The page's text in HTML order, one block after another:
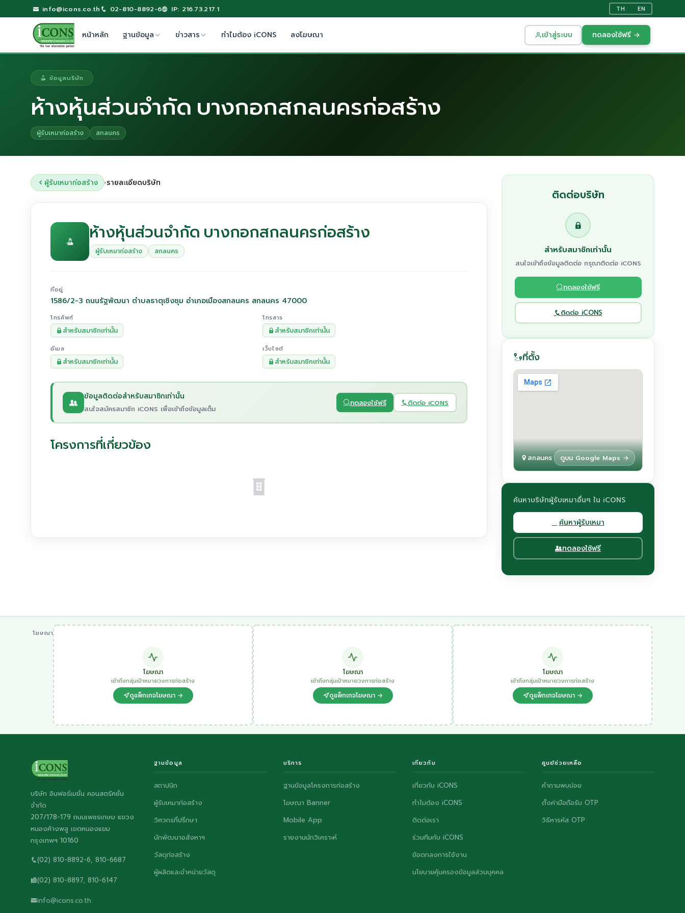
info@icons.co.th 02-810-8892-6 IP: 216.73.217.1 TH EN
หน้าหลัก ฐานข้อมูล ข่าวสาร ทำไมต้อง iCONS ลงโฆษณา เข้าสู่ระบบ ทดลองใช้ฟรี →
ข้อมูลบริษัท
ห้างหุ้นส่วนจำกัด บางกอกสกลนครก่อสร้าง
ผู้รับเหมาก่อสร้าง สกลนคร
ผู้รับเหมาก่อสร้าง ›รายละเอียดบริษัท
ห้างหุ้นส่วนจำกัด บางกอกสกลนครก่อสร้าง
ผู้รับเหมาก่อสร้าง สกลนคร
ที่อยู่
1586/2-3 ถนนรัฐพัฒนา ตำบลธาตุเชิงชุม อำเภอเมืองสกลนคร สกลนคร 47000
โทรศัพท์
สำหรับสมาชิกเท่านั้น
โทรสาร
สำหรับสมาชิกเท่านั้น
อีเมล
สำหรับสมาชิกเท่านั้น
เว็บไซต์
สำหรับสมาชิกเท่านั้น
ข้อมูลติดต่อสำหรับสมาชิกเท่านั้น
สนใจสมัครสมาชิก iCONS เพื่อเข้าถึงข้อมูลเต็ม
ทดลองใช้ฟรี ติดต่อ iCONS
โครงการที่เกี่ยวข้อง
ติดต่อบริษัท
สำหรับสมาชิกเท่านั้น
สนใจเข้าถึงข้อมูลติดต่อ กรุณาติดต่อ iCONS
ทดลองใช้ฟรี
ติดต่อ iCONS
ที่ตั้ง
สกลนคร ดูบน Google Maps →
ค้นหาบริษัทผู้รับเหมาอื่นๆ ใน iCONS
ค้นหาผู้รับเหมา
ทดลองใช้ฟรี
โฆษณา
โฆษณา
เข้าถึงกลุ่มเป้าหมายวงการก่อสร้าง
ดูแพ็กเกจโฆษณา →
โฆษณา
เข้าถึงกลุ่มเป้าหมายวงการก่อสร้าง
ดูแพ็กเกจโฆษณา →
โฆษณา
เข้าถึงกลุ่มเป้าหมายวงการก่อสร้าง
ดูแพ็กเกจโฆษณา →
บริษัท อินฟอร์เมชั่น คอนสตรัคชั่น
จำกัด
207/178-179 ถนนเพชรเกษม แขวง
หนองค้างพลู เขตหนองแขม
กรุงเทพฯ 10160
(02) 810-8892-6, 810-6687
(02) 810-8897, 810-6147
info@icons.co.th
ฐานข้อมูล
สถาปนิก
ผู้รับเหมาก่อสร้าง
วิศวกรที่ปรึกษา
นักพัฒนาอสังหาฯ
วัสดุก่อสร้าง
ผู้ผลิตและจำหน่ายวัสดุ
บริการ
ฐานข้อมูลโครงการก่อสร้าง
โฆษณา Banner
Mobile App
รายงานนักวิเคราะห์
เกี่ยวกับ
เกี่ยวกับ iCONS
ทำไมต้อง iCONS
ติดต่อเรา
ร่วมทีมกับ iCONS
ข้อตกลงการใช้งาน
นโยบายคุ้มครองข้อมูลส่วนบุคคล
ศูนย์ช่วยเหลือ
คำถามพบบ่อย
ตั้งค่ามือถือรับ OTP
วิธีหารหัส OTP